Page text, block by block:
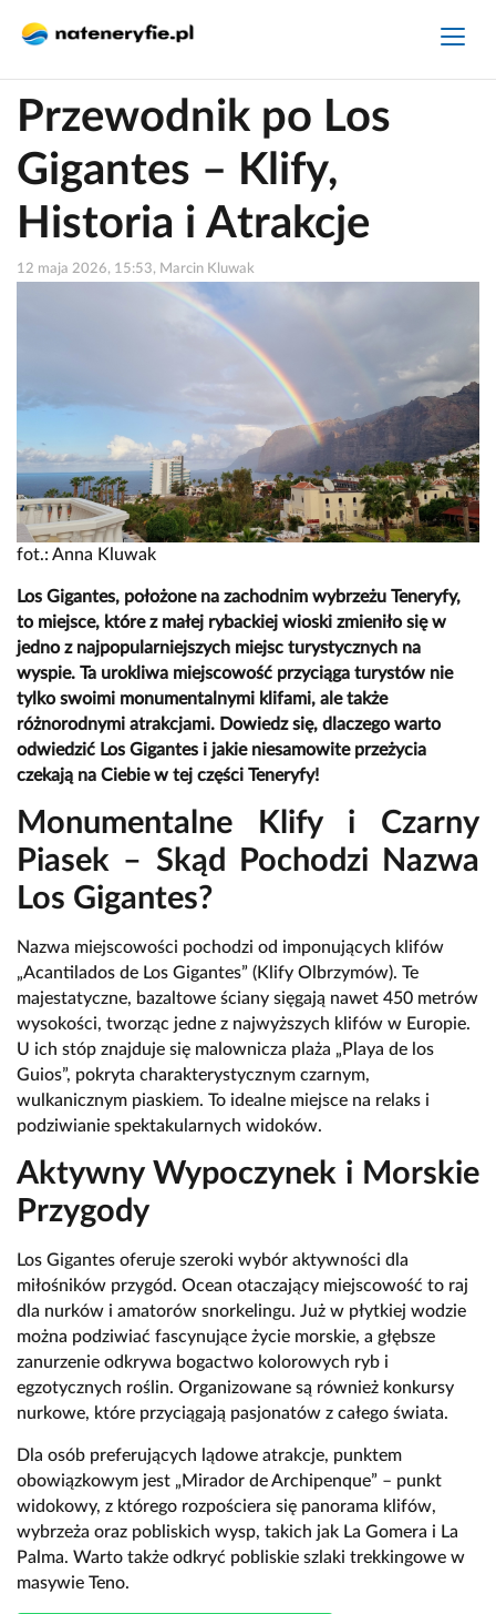
Przewodnik po Los
Gigantes – Klify,
Historia i Atrakcje
12 maja 2026, 15:53, Marcin Kluwak
fot.: Anna Kluwak
Los Gigantes, położone na zachodnim wybrzeżu Teneryfy,
to miejsce, które z małej rybackiej wioski zmieniło się w
jedno z najpopularniejszych miejsc turystycznych na
wyspie. Ta urokliwa miejscowość przyciąga turystów nie
tylko swoimi monumentalnymi klifami, ale także
różnorodnymi atrakcjami. Dowiedz się, dlaczego warto
odwiedzić Los Gigantes i jakie niesamowite przeżycia
czekają na Ciebie w tej części Teneryfy!
Monumentalne Klify i Czarny
Piasek – Skąd Pochodzi Nazwa
Los Gigantes?
Nazwa miejscowości pochodzi od imponujących klifów
„Acantilados de Los Gigantes” (Klify Olbrzymów). Te
majestatyczne, bazaltowe ściany sięgają nawet 450 metrów
wysokości, tworząc jedne z najwyższych klifów w Europie.
U ich stóp znajduje się malownicza plaża „Playa de los
Guios”, pokryta charakterystycznym czarnym,
wulkanicznym piaskiem. To idealne miejsce na relaks i
podziwianie spektakularnych widoków.
Aktywny Wypoczynek i Morskie
Przygody
Los Gigantes oferuje szeroki wybór aktywności dla
miłośników przygód. Ocean otaczający miejscowość to raj
dla nurków i amatorów snorkelingu. Już w płytkiej wodzie
można podziwiać fascynujące życie morskie, a głębsze
zanurzenie odkrywa bogactwo kolorowych ryb i
egzotycznych roślin. Organizowane są również konkursy
nurkowe, które przyciągają pasjonatów z całego świata.
Dla osób preferujących lądowe atrakcje, punktem
obowiązkowym jest „Mirador de Archipenque” – punkt
widokowy, z którego rozpościera się panorama klifów,
wybrzeża oraz pobliskich wysp, takich jak La Gomera i La
Palma. Warto także odkryć pobliskie szlaki trekkingowe w
masywie Teno.